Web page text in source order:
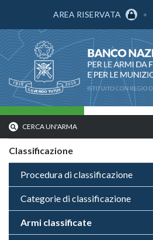
AREA RISERVATA
CERCA UN'ARMA
Classificazione
Procedura di classificazione
Categorie di classificazione
Armi classificate